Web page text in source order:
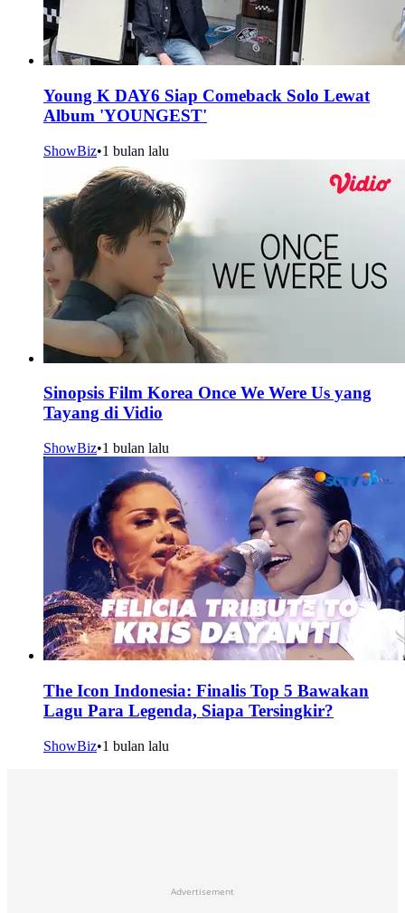
Young K DAY6 Siap Comeback Solo Lewat
Album 'YOUNGEST'
ShowBiz•1 bulan lalu
Sinopsis Film Korea Once We Were Us yang
Tayang di Vidio
ShowBiz•1 bulan lalu
The Icon Indonesia: Finalis Top 5 Bawakan
Lagu Para Legenda, Siapa Tersingkir?
ShowBiz•1 bulan lalu
Advertisement